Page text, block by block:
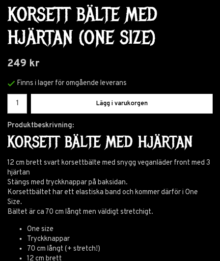
KORSETT BÄLTE MED
HJÄRTAN (ONE SIZE)
249 kr
Finns i lager för omgående leverans
Lägg i varukorgen
Produktbeskrivning:
KORSETT BÄLTE MED HJÄRTAN
12 cm brett svart korsettbälte med snygg veganläder front med 3
hjärtan
Stängs med tryckknappar på baksidan.
Korsettbältet har ett elastiska band och kommer därför i One
Size.
Bältet är ca 70 cm långt men väldigt stretchigt.
One size
Tryckknappar
70 cm långt (+ stretch!)
12 cm brett